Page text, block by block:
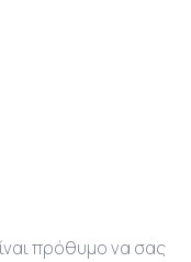
πρόθυμο να σας